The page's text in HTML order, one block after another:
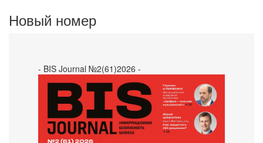
Новый номер
- BIS Journal №2(61)2026 -